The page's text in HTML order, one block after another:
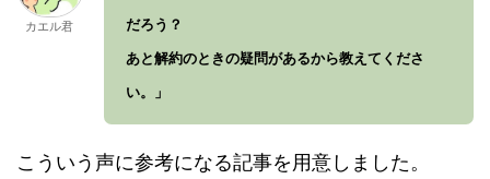
カエル君
だろう？
あと解約のときの疑問があるから教えてくださ
い。」
こういう声に参考になる記事を用意しました。